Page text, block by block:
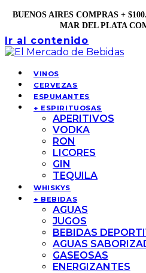
BUENOS AIRES COMPRAS +
MAR DEL PLATA
Ir al contenido
VINOS
CERVEZAS
ESPUMANTES
+ ESPIRITUOSAS
APERITIVOS
VODKA
RON
LICORES
GIN
TEQUILA
WHISKYS
+ BEBIDAS
AGUAS
JUGOS
BEBIDAS
AGUAS
GASEOSAS
ENERGIZANTES